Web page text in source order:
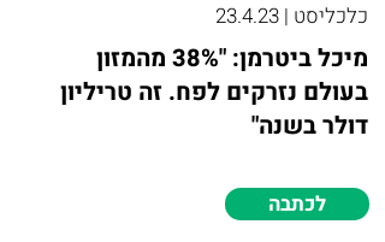
כלכליסט | 23.4.23
מיכל ביטרמן: "38% מהמזון
בעולם נזרקים לפח. זה טריליון
דולר בשנה"
לכתבה